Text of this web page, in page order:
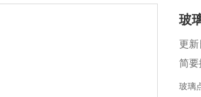
玻
更新
简要
玻璃